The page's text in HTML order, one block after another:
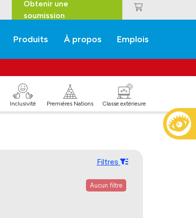
Obtenir une
soumission
Produits À propos Emplois
Inclusivité Premières Nations Classe extérieure
Filtres
Aucun filtre